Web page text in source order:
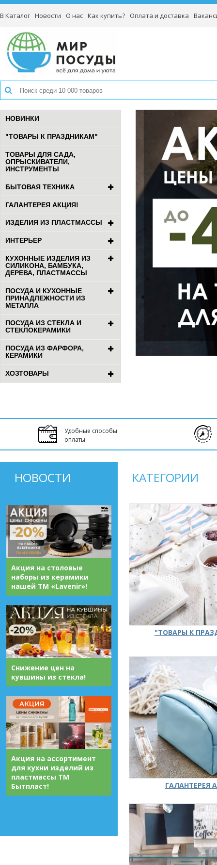
В Каталог Новости О нас Как купить? Оплата и доставка
НОВИНКИ
"ТОВАРЫ К ПРАЗДНИКАМ"
ТОВАРЫ ДЛЯ САДА,
ОПРЫСКИВАТЕЛИ,
ИНСТРУМЕНТЫ
БЫТОВАЯ ТЕХНИКА
ГАЛАНТЕРЕЯ АКЦИЯ!
ИЗДЕЛИЯ ИЗ ПЛАСТМАССЫ
ИНТЕРЬЕР
КУХОННЫЕ ИЗДЕЛИЯ ИЗ
СИЛИКОНА, БАМБУКА,
ДЕРЕВА, ПЛАСТМАССЫ
ПОСУДА И КУХОННЫЕ
ПРИНАДЛЕЖНОСТИ ИЗ
МЕТАЛЛА
ПОСУДА ИЗ СТЕКЛА И
СТЕКЛОКЕРАМИКИ
ПОСУДА ИЗ ФАРФОРА,
КЕРАМИКИ
ХОЗТОВАРЫ
Удобные способы
оплаты
НОВОСТИ
Акция на столовые
наборы из керамики
нашей ТМ «Lavenir»!
Снижение цен на
кувшины из стекла!
Акция на ассортимент
для кухни изделий из
пластмассы ТМ
Бытпласт!
КАТЕГОРИИ
"ТОВАРЫ К
ГАЛАНТЕРЕЯ